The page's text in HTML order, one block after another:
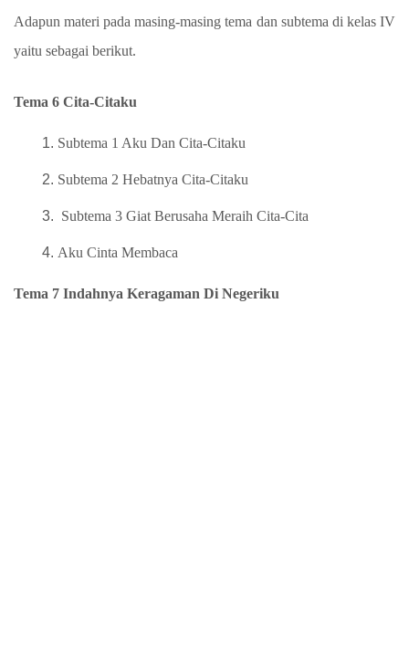
Adapun materi pada masing-masing tema dan subtema di kelas IV
yaitu sebagai berikut.
Tema 6 Cita-Citaku
Subtema 1 Aku Dan Cita-Citaku
Subtema 2 Hebatnya Cita-Citaku
Subtema 3 Giat Berusaha Meraih Cita-Cita
Aku Cinta Membaca
Tema 7 Indahnya Keragaman Di Negeriku